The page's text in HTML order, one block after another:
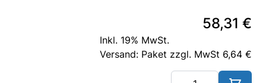
58,31 €
Inkl. 19% MwSt.
Versand: Paket zzgl. MwSt 6,64 €